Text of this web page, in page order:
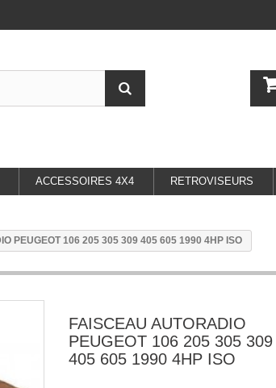
ACCESSOIRES 4X4 RETROVISEURS
PEUGEOT 106 205 305 309 405 605 1990 4HP ISO
FAISCEAU AUTORADIO
PEUGEOT 106 205 305 309
405 605 1990 4HP ISO